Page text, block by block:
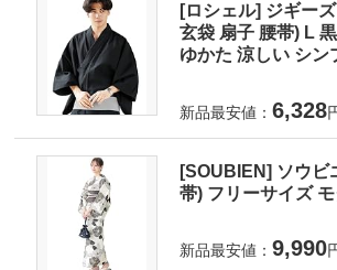
[ロシェル] ジギー
玄袋 扇子 腰帯) L
ゆかた 涼しい シン
新品最安値： 6,328
[SOUBIEN] ソウビ
帯) フリーサイズ
新品最安値： 9,990